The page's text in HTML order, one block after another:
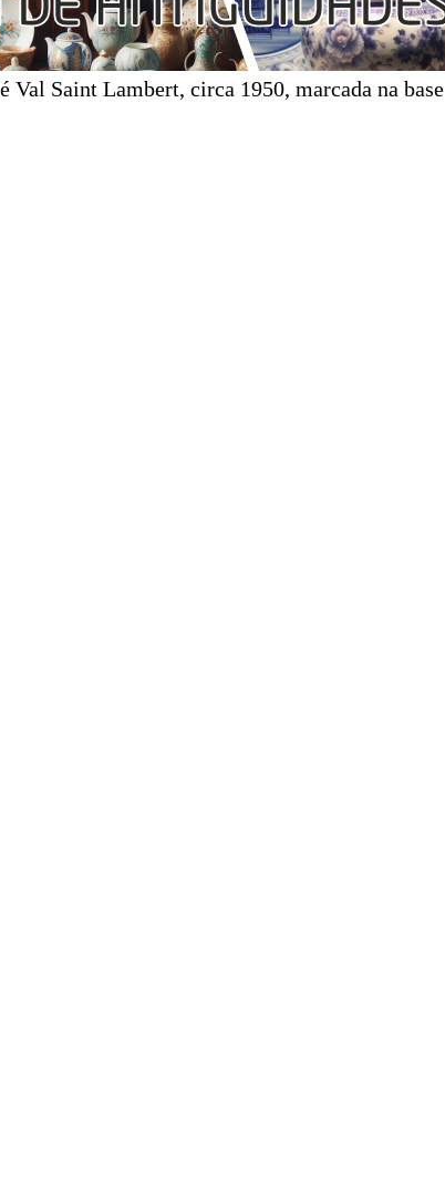
Val Saint Lambert, circa 1950, marcada na base